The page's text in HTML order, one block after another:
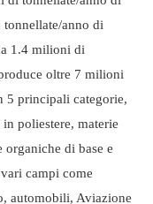
anno di
1.4 milioni di
oltre 7 milioni
5 principali categorie,
poliestere, materie
di base e
campi come
automobili, Aviazione